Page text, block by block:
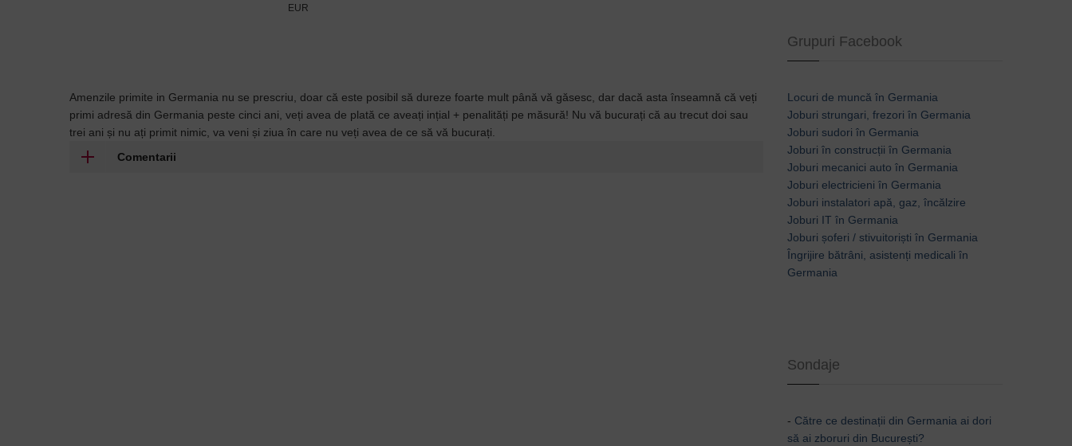
EUR
Amenzile primite in Germania nu se prescriu, doar că este posibil să dureze foarte mult până vă găsesc, dar dacă asta înseamnă că veți
primi adresă din Germania peste cinci ani, veți avea de plată ce aveați ințial + penalități pe măsură! Nu vă bucurați că au trecut doi sau
trei ani și nu ați primit nimic, va veni și ziua în care nu veți avea de ce să vă bucurați.
Comentarii
Grupuri Facebook
Locuri de muncă în Germania
Joburi strungari, frezori în Germania
Joburi sudori în Germania
Joburi în construcții în Germania
Joburi mecanici auto în Germania
Joburi electricieni în Germania
Joburi instalatori apă, gaz, încălzire
Joburi IT în Germania
Joburi șoferi / stivuitoriști în Germania
Îngrijire bătrâni, asistenți medicali în
Germania
Sondaje
- Către ce destinații din Germania ai dori
să ai zboruri din București?